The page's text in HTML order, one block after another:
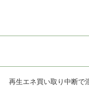
再生エネ買い取り中断で